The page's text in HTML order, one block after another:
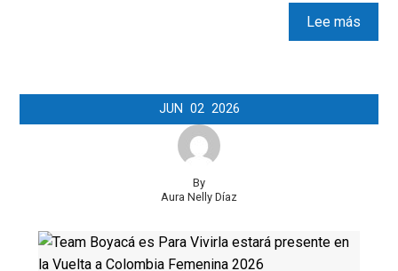
Lee más
JUN 02 2026
By
Aura Nelly Díaz